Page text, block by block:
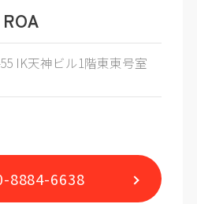
IK天神ビル1階東東号室
8884-6638